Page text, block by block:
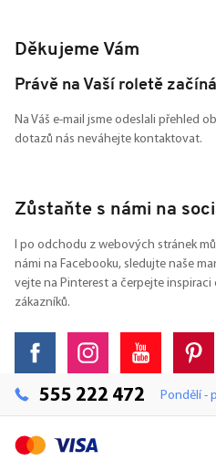
Děkujeme Vám
Právě na Vaší roletě
Na Váš e-mail jsme odeslali přehled
dotazů nás neváhejte kontaktovat.
Zůstaňte s námi na
I po odchodu z webových stránek
námi na Facebooku, sledujte naše
vejte na Pinterest a čerpejte
zákazníků.
555 222 472 Pondělí -